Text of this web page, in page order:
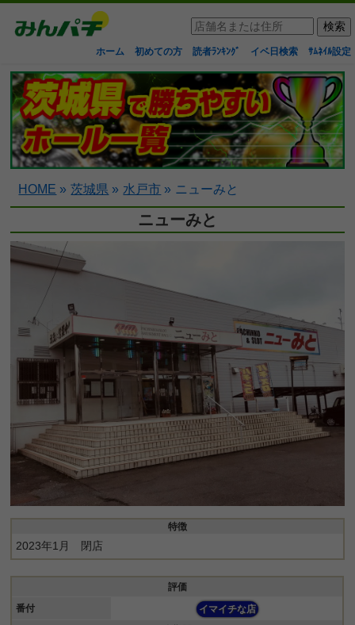
ホーム 初めての方 読者ﾗﾝｷﾝｸﾞ イベ日検索 ｻﾑﾈｲﾙ設定
HOME » 茨城県 » 水戸市 » ニューみと
ニューみと
特徴
2023年1月 閉店
評価
番付
イマイチな店